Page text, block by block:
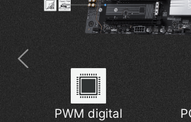
PWM digital